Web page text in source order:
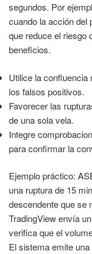
segundos. Por
cuando la acción del
que reduce el riesgo
beneficios.
Utilice la confluencia
los falsos positivos.
Favorecer las
de una sola vela.
Integre
para confirmar la
Ejemplo práctico:
una ruptura de 15
descendente que se
TradingView envía
verifica que el
El sistema emite